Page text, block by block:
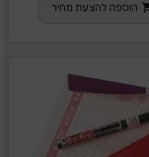
הוספה להצעת מחיר